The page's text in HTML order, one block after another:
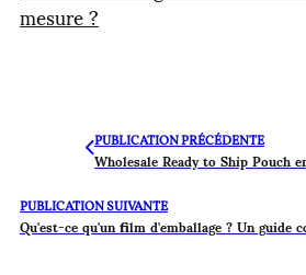
mesure ?
PUBLICATION PRÉCÉDENTE
Wholesale Ready to Ship Pouch
PUBLICATION SUIVANTE